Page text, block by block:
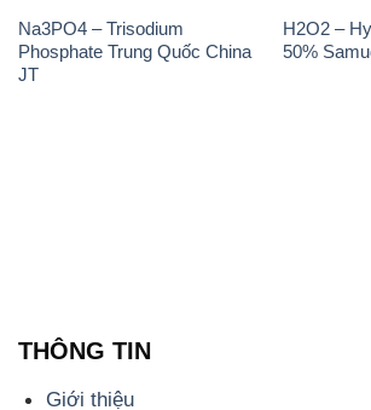
Chính sách và quy định chung
Tin tức